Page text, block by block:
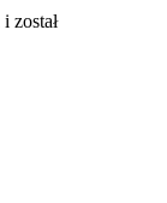
i został